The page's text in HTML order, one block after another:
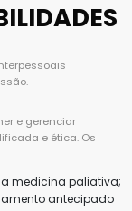
e gerenciar
e ética. Os
medicina paliativa;
antecipado